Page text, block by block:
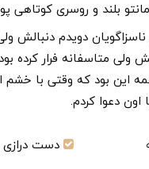
مانتو بلند و روسری
دویدم دنبالش
متاسفانه فرار کرده
این بود که وقتی با
دعوا کردم.
دست درازی